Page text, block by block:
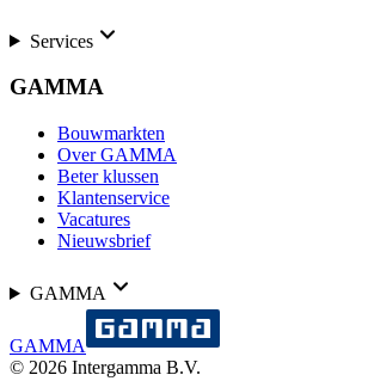
Services
GAMMA
Bouwmarkten
Over GAMMA
Beter klussen
Klantenservice
Vacatures
Nieuwsbrief
GAMMA
GAMMA
© 2026 Intergamma B.V.